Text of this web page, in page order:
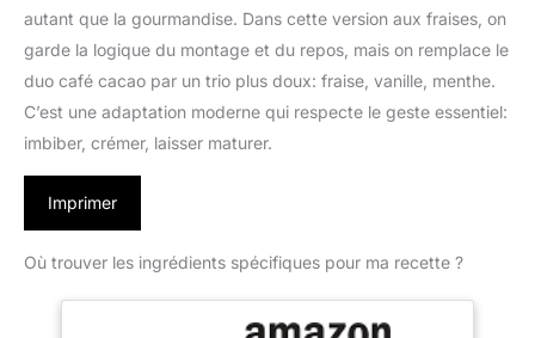
autant que la gourmandise. Dans cette version aux fraises, on
garde la logique du montage et du repos, mais on remplace le
duo café cacao par un trio plus doux: fraise, vanille, menthe.
C’est une adaptation moderne qui respecte le geste essentiel:
imbiber, crémer, laisser maturer.
Imprimer
Où trouver les ingrédients spécifiques pour ma recette ?